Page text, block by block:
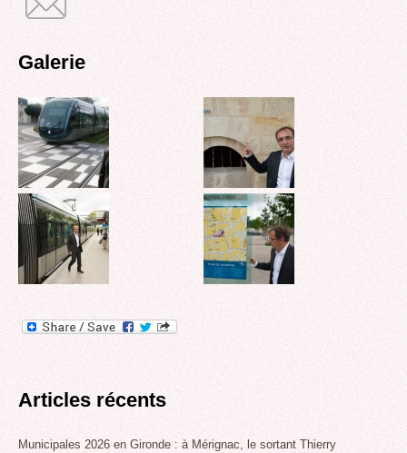
Galerie
Articles récents
Municipales 2026 en Gironde : à Mérignac, le sortant Thierry